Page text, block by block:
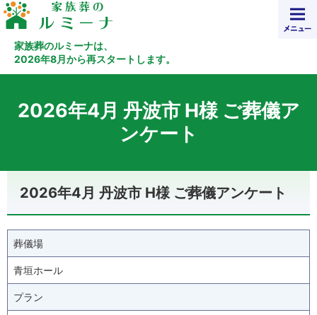
2026年4月 丹波市 H様 ご葬儀ア
ンケート
24時間365日ご対応。家族葬・葬儀・葬式・斎場なら家族葬なら当社へ。
家族葬のルミーナは、安心の低価格の葬儀・家族葬。直葬・火葬式・一日葬に対応しています。
2026年4月 丹波市 H様 ご葬儀アンケート
葬儀場
青垣ホール
プラン
家族葬のルミーナは、
2026年8月から再スタートします。
会社概要
お急ぎの方へ